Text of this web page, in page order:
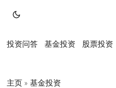
投资问答 基金投资 股票投资
主页 » 基金投资